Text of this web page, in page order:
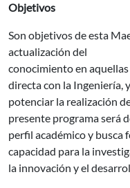
Objetivos
Son objetivos de esta
actualización del
conocimiento en
directa con la Ingeniería, y
potenciar la realización
presente programa será
perfil académico y busca
capacidad para la
la innovación y el